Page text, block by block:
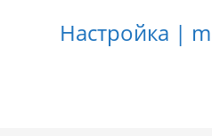
Настройка |